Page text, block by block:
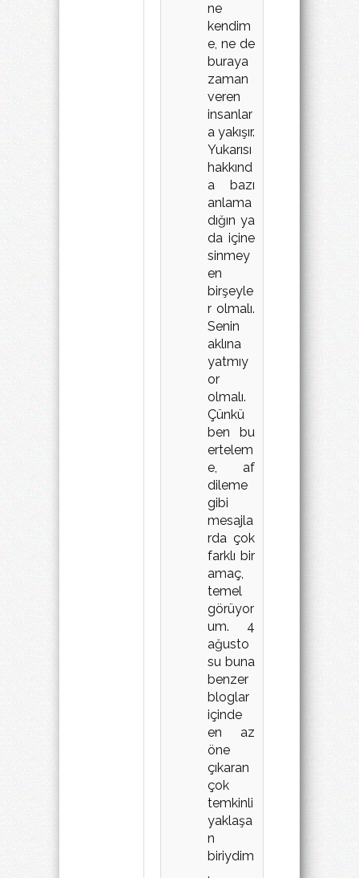
ne
kendim
e, ne de
buraya
zaman
veren
insanlar
a yakışır.
Yukarısı
hakkınd
a bazı
anlama
dığın ya
da içine
sinmey
en
birşeyle
r olmalı.
Senin
aklına
yatmıy
or
olmalı.
Çünkü
ben bu
ertelem
e, af
dileme
gibi
mesajla
rda çok
farklı bir
amaç,
temel
görüyor
um. 4
ağusto
su buna
benzer
bloglar
içinde
en az
öne
çıkaran
çok
temkinli
yaklaşa
n
biriydim
.